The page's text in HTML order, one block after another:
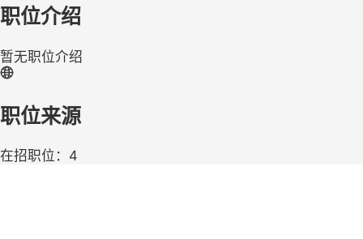
职位介绍
暂无职位介绍
职位来源
在招职位：4